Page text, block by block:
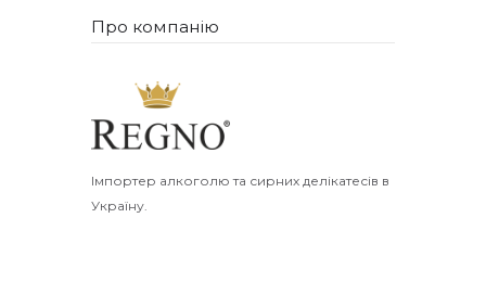
Про компанію
Імпортер алкоголю та сирних делікатесів в
Україну.